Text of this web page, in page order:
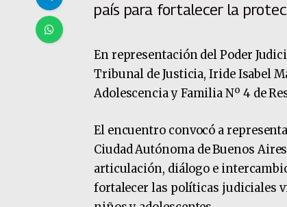
país para fortalecer la
En representación del Poder
Tribunal de Justicia, Iride Isabel
Adolescencia y Familia Nº 4 de
El encuentro convocó a
Ciudad Autónoma de Buenos
articulación, diálogo e
fortalecer las políticas judiciales